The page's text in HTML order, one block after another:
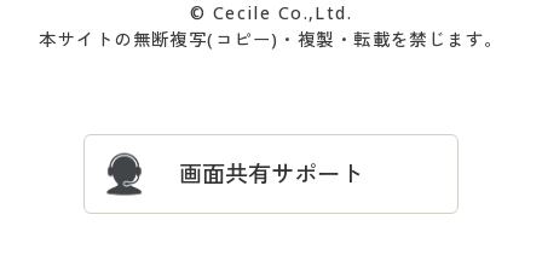
プレゼント＆キャンペーン サイトマップ
会員登録・お客様情報変更に
お客様番号・パスワードをお
© Cecile Co.,Ltd.
本サイトの無断複写(コピー)・複製・転載を禁じます。
画面共有サポート